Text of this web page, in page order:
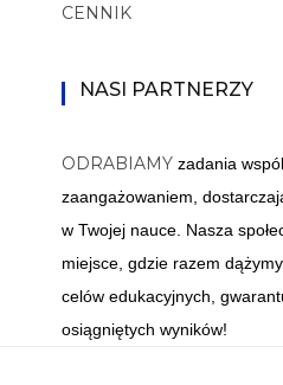
CENNIK
NASI PARTNERZY
ODRABIAMYzadania
zaangażowaniem,
w Twojej nauce. Nasza
miejsce, gdzie razem
celów edukacyjnych,
osiągniętych wyników!